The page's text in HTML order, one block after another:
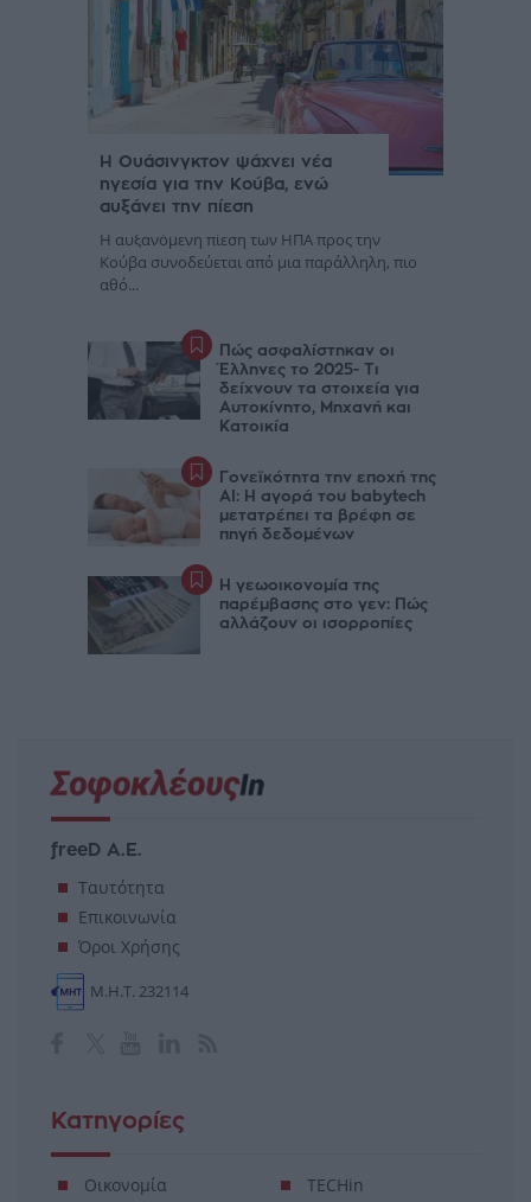
Η Ουάσινγκτον ψάχνει νέα
ηγεσία για την Κούβα, ενώ
αυξάνει την πίεση
Η αυξανόμενη πίεση των ΗΠΑ προς την
Κούβα συνοδεύεται από μια παράλληλη, πιο
αθό...
Πώς ασφαλίστηκαν οι
Έλληνες το 2025- Τι
δείχνουν τα στοιχεία για
Αυτοκίνητο, Μηχανή και
Κατοικία
Γονεϊκότητα την εποχή της
AI: Η αγορά του babytech
μετατρέπει τα βρέφη σε
πηγή δεδομένων
Η γεωοικονομία της
παρέμβασης στο γεν: Πώς
αλλάζουν οι ισορροπίες
freeD Α.Ε.
Ταυτότητα
Επικοινωνία
Όροι Χρήσης
Μ.Η.Τ. 232114
Κατηγορίες
Οικονομία TECHin